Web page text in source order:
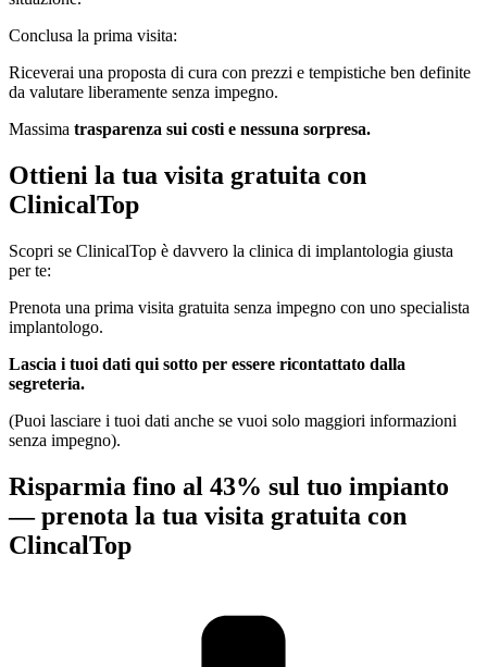
Conclusa la prima visita:
Riceverai una proposta di cura con prezzi e tempistiche ben definite
da valutare liberamente senza impegno.
Massima trasparenza sui costi e nessuna sorpresa.
Ottieni la tua visita gratuita con
ClinicalTop
Scopri se ClinicalTop è davvero la clinica di implantologia giusta
per te:
Prenota una prima visita gratuita senza impegno con uno specialista
implantologo.
Lascia i tuoi dati qui sotto per essere ricontattato dalla
segreteria.
(Puoi lasciare i tuoi dati anche se vuoi solo maggiori informazioni
senza impegno).
Risparmia fino al 43% sul tuo impianto
— prenota la tua visita gratuita con
ClincalTop